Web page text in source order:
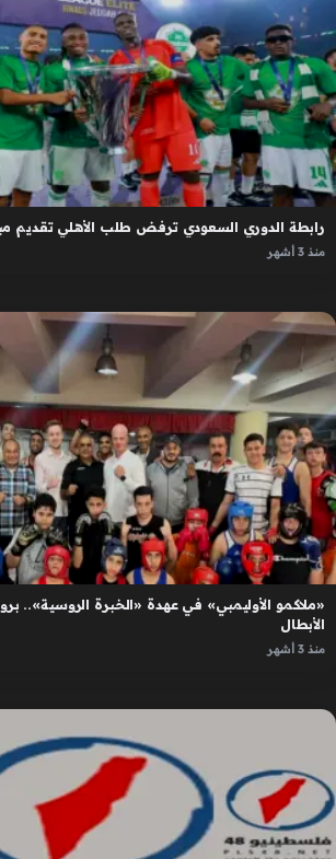
رابطة الدوري السعودي ترفض طلب الأهلي تقديم
منذ 3 أشهر
«ملاكمو الأوليمبي» في عهدة «الخبرة الروسية»..
الأبطال
منذ 3 أشهر